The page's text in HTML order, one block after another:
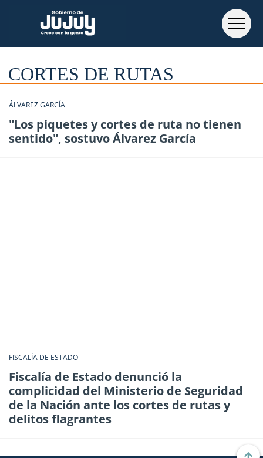
CORTES DE RUTAS
ÁLVAREZ GARCÍA
"Los piquetes y cortes de ruta no tienen
sentido", sostuvo Álvarez García
FISCALÍA DE ESTADO
Fiscalía de Estado denunció la
complicidad del Ministerio de Seguridad
de la Nación ante los cortes de rutas y
delitos flagrantes